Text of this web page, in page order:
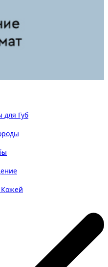
для Губ
Кожей